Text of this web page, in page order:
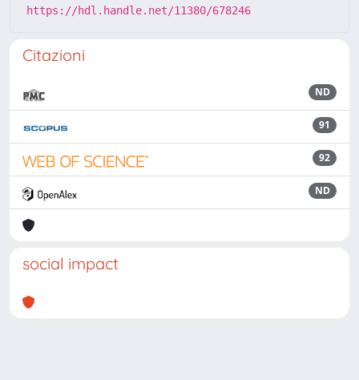
https://hdl.handle.net/11380/678246
Citazioni
ND
91
92
ND
social impact